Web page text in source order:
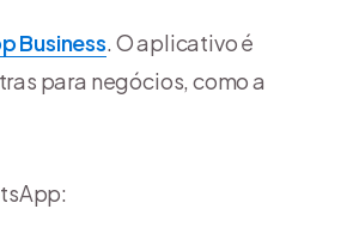
Business. O aplicativo é
para negócios, como a